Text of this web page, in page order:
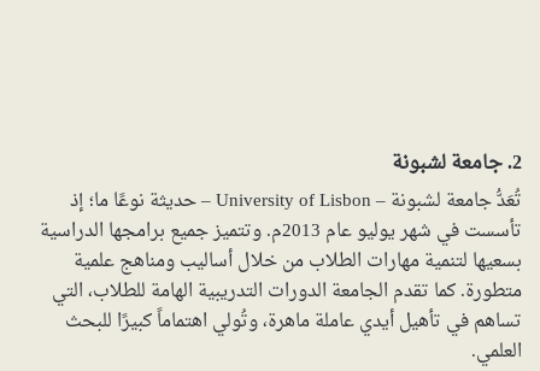
2. جامعة لشبونة
تُعَدُّ جامعة لشبونة – University of Lisbon – حديثة نوعًا ما؛ إذ
تأسست في شهر يوليو عام 2013م. وتتميز جميع برامجها الدراسية
بسعيها لتنمية مهارات الطلاب من خلال أساليب ومناهج علمية
متطورة. كما تقدم الجامعة الدورات التدريبية الهامة للطلاب، التي
تساهم في تأهيل أيدي عاملة ماهرة، وتُولي اهتماماً كبيرًا للبحث
العلمي.